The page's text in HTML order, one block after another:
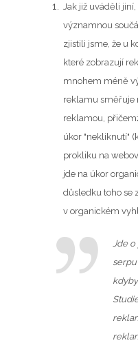
Jak již uváděli
významnou
zjistili jsme, že u
které zobrazují
mnohem méně
reklamu směřuje
reklamou,
úkor "nekliknutí"
prokliku na
jde na úkor
důsledku toho se
v organickém
Jde o